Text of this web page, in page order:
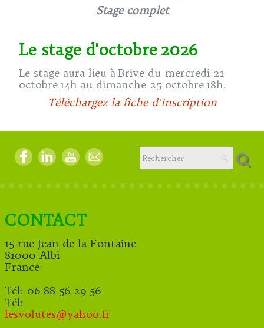
Stage complet
Le stage d'octobre 2026
Le stage aura lieu à Brive du mercredi 21
octobre 14h au dimanche 25 octobre 18h.
Téléchargez la fiche d'inscription
CONTACT
15 rue Jean de la Fontaine
81000 Albi
France
Tél: 06 88 56 29 56
Tél:
lesvolutes@yahoo.fr